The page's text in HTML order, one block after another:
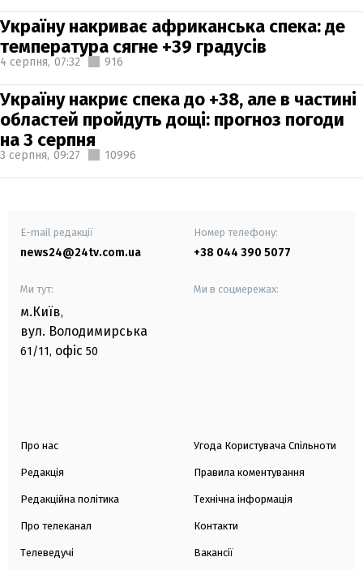
Україну накриває африканська спека: де
температура сягне +39 градусів
4 серпня, 07:32 916
Україну накриє спека до +38, але в частині
областей пройдуть дощі: прогноз погоди
на 3 серпня
3 серпня, 09:27 10996
E-mail редакції
news24@24tv.com.ua
Номер телефону:
+38 044 390 5077
Ми тут:
м.Київ,
вул. Володимирська
61/11, офіс 50
Ми в соцмережах:
Про нас
Редакція
Редакційна політика
Про телеканал
Телеведучі
Угода Користувача Спільноти
Правила коментування
Технічна інформація
Контакти
Вакансії